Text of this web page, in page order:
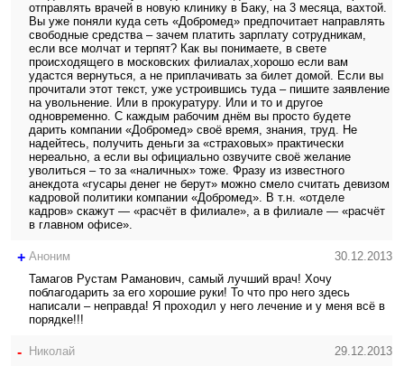
отправлять врачей в новую клинику в Баку, на 3 месяца, вахтой.
Вы уже поняли куда сеть «Добромед» предпочитает направлять
свободные средства – зачем платить зарплату сотрудникам,
если все молчат и терпят? Как вы понимаете, в свете
происходящего в московских филиалах,хорошо если вам
удастся вернуться, а не приплачивать за билет домой. Если вы
прочитали этот текст, уже устроившись туда – пишите заявление
на увольнение. Или в прокуратуру. Или и то и другое
одновременно. С каждым рабочим днём вы просто будете
дарить компании «Добромед» своё время, знания, труд. Не
надейтесь, получить деньги за «страховых» практически
нереально, а если вы официально озвучите своё желание
уволиться – то за «наличных» тоже. Фразу из известного
анекдота «гусары денег не берут» можно смело считать девизом
кадровой политики компании «Добромед». В т.н. «отделе
кадров» скажут — «расчёт в филиале», а в филиале — «расчёт
в главном офисе».
+ Аноним
30.12.2013
Тамагов Рустам Раманович, самый лучший врач! Хочу
поблагодарить за его хорошие руки! То что про него здесь
написали – неправда! Я проходил у него лечение и у меня всё в
порядке!!!
- Николай
29.12.2013